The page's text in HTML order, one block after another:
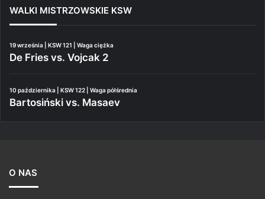
WALKI MISTRZOWSKIE KSW
19 września | KSW 121 | Waga ciężka
De Fries vs. Vojcak 2
10 października | KSW 122 | Waga półśrednia
Bartosiński vs. Masaev
O NAS